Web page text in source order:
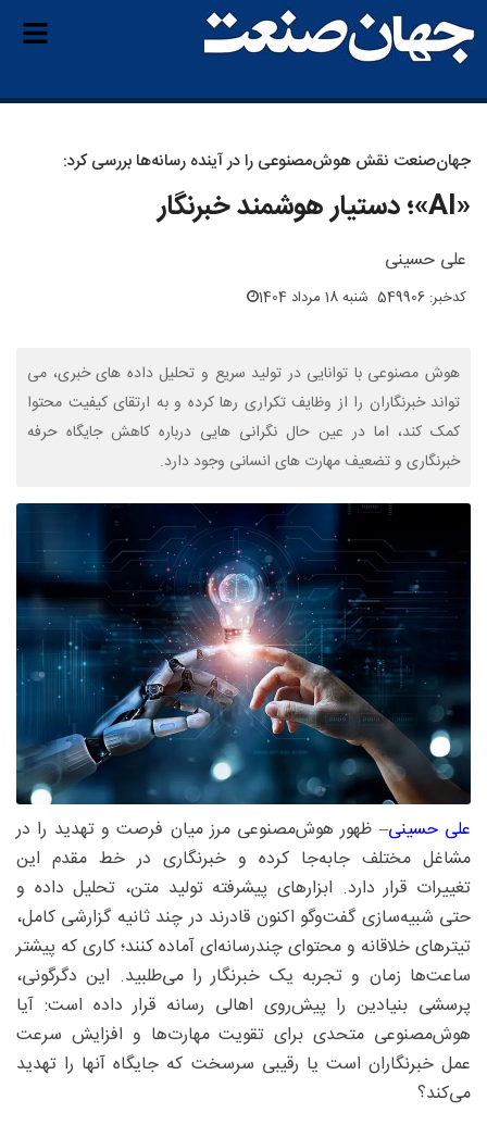
جهان‌صنعت نقش هوش‌مصنوعی را در آینده رسانه‌ها بررسی کرد:
«AI»؛ دستیار هوشمند خبرنگار
علی حسینی
کدخبر: 549906 شنبه 18 مرداد 1404
هوش مصنوعی با توانایی در تولید سریع و تحلیل داده های خبری، می
تواند خبرنگاران را از وظایف تکراری رها کرده و به ارتقای کیفیت محتوا
کمک کند، اما در عین حال نگرانی هایی درباره کاهش جایگاه حرفه
خبرنگاری و تضعیف مهارت های انسانی وجود دارد.
علی حسینی– ظهور هوش‌مصنوعی مرز میان فرصت و تهدید را در
مشاغل مختلف جابه‌جا کرده و خبرنگاری در خط مقدم این
تغییرات قرار دارد. ابزارهای پیشرفته تولید متن، تحلیل داده و
حتی شبیه‌سازی گفت‌وگو اکنون قادرند در چند ثانیه گزارشی کامل،
تیترهای خلاقانه و محتوای چندرسانه‌ای آماده کنند؛ کاری که پیشتر
ساعت‌ها زمان و تجربه یک خبرنگار را می‌طلبید. این دگرگونی،
پرسشی بنیادین را پیش‌روی اهالی رسانه قرار داده است: آیا
هوش‌مصنوعی متحدی برای تقویت مهارت‌ها و افزایش سرعت
عمل خبرنگاران است یا رقیبی سرسخت که جایگاه آنها را تهدید
می‌کند؟